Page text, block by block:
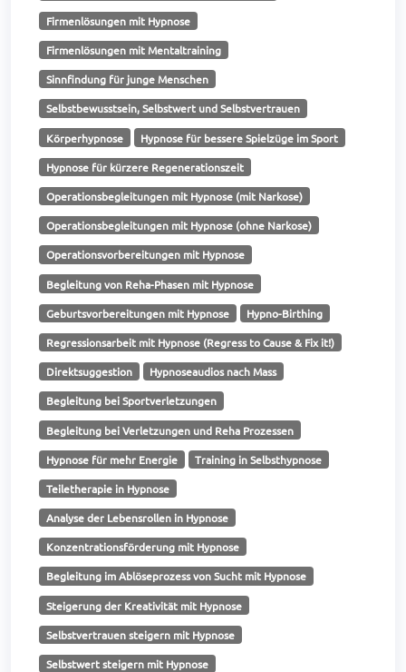
Firmenlösungen mit Hypnose
Firmenlösungen mit Mentaltraining
Sinnfindung für junge Menschen
Selbstbewusstsein, Selbstwert und Selbstvertrauen
Körperhypnose Hypnose für bessere Spielzüge im Sport
Hypnose für kürzere Regenerationszeit
Operationsbegleitungen mit Hypnose (mit Narkose)
Operationsbegleitungen mit Hypnose (ohne Narkose)
Operationsvorbereitungen mit Hypnose
Begleitung von Reha-Phasen mit Hypnose
Geburtsvorbereitungen mit Hypnose Hypno-Birthing
Regressionsarbeit mit Hypnose (Regress to Cause & Fix it!)
Direktsuggestion Hypnoseaudios nach Mass
Begleitung bei Sportverletzungen
Begleitung bei Verletzungen und Reha Prozessen
Hypnose für mehr Energie Training in Selbsthypnose
Teiletherapie in Hypnose
Analyse der Lebensrollen in Hypnose
Konzentrationsförderung mit Hypnose
Begleitung im Ablöseprozess von Sucht mit Hypnose
Steigerung der Kreativität mit Hypnose
Selbstvertrauen steigern mit Hypnose
Selbstwert steigern mit Hypnose